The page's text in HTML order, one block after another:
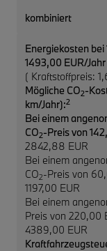
kombiniert
Energiekosten
1493,00 EUR/Jahr
( Kraftstoffpreis:
Mögliche CO2-
km/Jahr):2
Bei einem
CO2-Preis von
2842,88 EUR
Bei einem
CO2-Preis von
1197,00 EUR
Bei einem
Preis von 220,00
4389,00 EUR